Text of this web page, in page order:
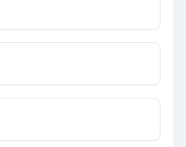
هل يمكنني جمع